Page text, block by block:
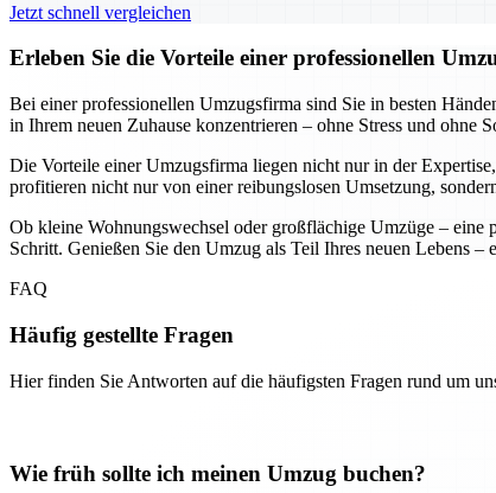
Jetzt schnell vergleichen
Erleben Sie die Vorteile einer professionellen
Bei einer professionellen Umzugsfirma sind Sie in besten
in Ihrem neuen Zuhause konzentrieren – ohne Stress und ohne
Die Vorteile einer Umzugsfirma liegen nicht nur in der
profitieren nicht nur von einer reibungslosen Umsetzung,
Ob kleine Wohnungswechsel oder großflächige Umzüge –
Schritt. Genießen Sie den Umzug als Teil Ihres neuen Lebens –
FAQ
Häufig gestellte Fragen
Hier finden Sie Antworten auf die häufigsten Fragen rund um
Wie früh sollte ich meinen Umzug buchen?